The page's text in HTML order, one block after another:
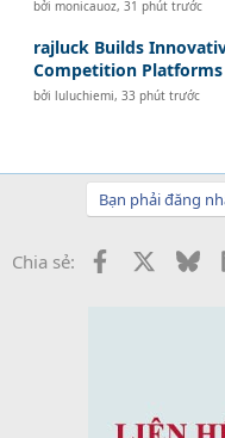
bởimonicauoz,31 phút trước
rajluck Builds
Competition Platforms
bởiluluchiemi,33 phút trước
Bạn phải đăng
Chia sẻ: Facebook